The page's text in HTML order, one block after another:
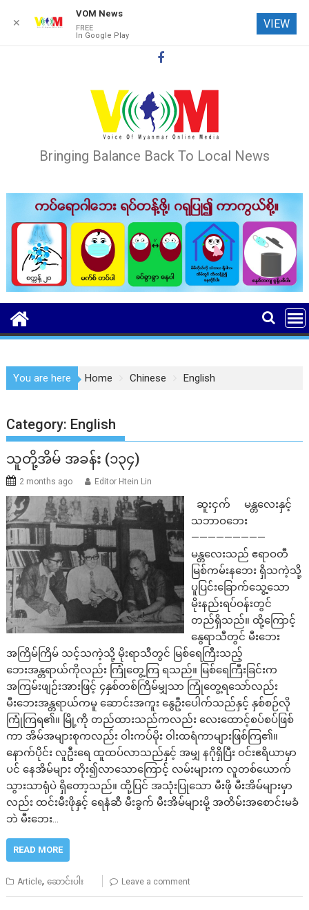
Bringing Balance Back To Local News
You are here Home Chinese English
Category: English
သူတို့အိမ် အခန်း (၁၃၄)
2 months ago Editor Htein Lin
ဆူးငှက် မန္တလေးနှင့်
သဘာဝဘေး
—————————
မန္တလေးသည် ဧရာဝတီ
မြစ်ကမ်းနဘေး ရှိသကဲ့သို့
ပူပြင်းခြောက်သွေ့သော
မိုးနည်းရပ်ဝန်းတွင်
တည်ရှိသည်။ ထို့ကြောင့်
နွေရာသီတွင် မီးဘေး
အကြိမ်ကြိမ် သင့်သကဲ့သို့ မိုးရာသီတွင် မြစ်ရေကြီးသည့်
ဘေးအန္တရာယ်ကိုလည်း ကြုံတွေ့ကြ ရသည်။ မြစ်ရေကြီးခြင်းက
အကြမ်းဖျဉ်းအားဖြင့် ၄နှစ်တစ်ကြိမ်မျှသာ ကြုံတွေ့ရသော်လည်း
မီးဘေးအန္တရာယ်ကမူ ဆောင်းအကူး နွေဦးပေါက်သည်နှင့် နှစ်စဉ်လို
ကြုံကြရ၏။ မြို့ကို တည်ထားသည်ကလည်း လေးထောင့်စပ်စပ်ဖြစ်
ကာ အိမ်အများစုကလည်း ဝါးကပ်မိုး ဝါးထရံကာများဖြစ်ကြ၏။
နောက်ပိုင်း လူဦးရေ ထူထပ်လာသည်နှင့် အမျှ နဂိုရှိပြီး ဝင်းဧရိယာမှာ
ပင် နေအိမ်များ တိုး၍လာသောကြောင့် လမ်းများက လူတစ်ယောက်
သွားသာရုံပဲ ရှိတော့သည်။ ထို့ပြင် အသုံးပြုသော မီးဖို မီးအိမ်များမှာ
လည်း ထင်းမီးဖိုနှင့် ရေနံဆီ မီးခွက် မီးအိမ်များမို့ အတိမ်းအစောင်းမခံ
ဘဲ မီးဘေး…
READ MORE
Article,ဆောင်းပါး Leave a comment
✕
VOM News
FREE
In Google Play
VIEW